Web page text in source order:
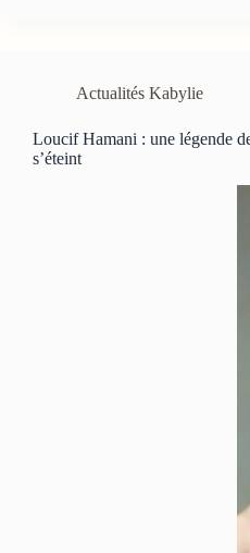
Actualités Kabylie
Loucif Hamani : une légende
s’éteint